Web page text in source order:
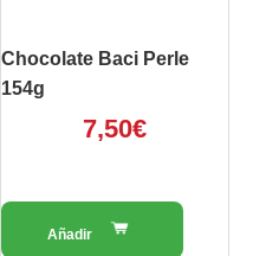
Chocolate Baci Perle
154g
7,50€